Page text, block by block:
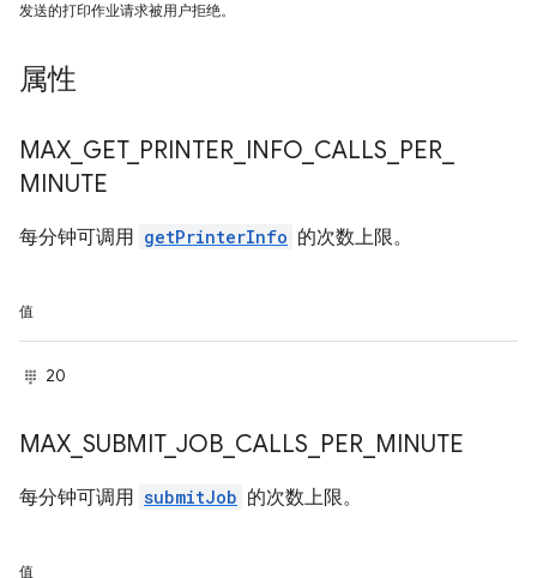
发送的打印作业请求被用户拒绝。
属性
MAX GET_ PRINTER INFO CALLS PER
MINUTE
每分钟可调用 getPrinterInfo 的次数上限。
值
20
MAX SUBMIT_ JOB CALLS PER MINUTE
每分钟可调用 submitJob 的次数上限。
值